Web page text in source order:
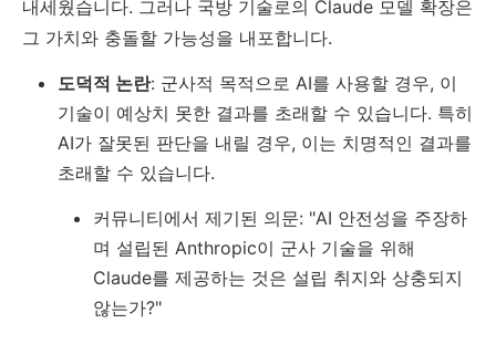
내세웠습니다. 그러나 국방 기술로의 Claude 모델 확장은
그 가치와 충돌할 가능성을 내포합니다.
도덕적 논란: 군사적 목적으로 AI를 사용할 경우, 이
기술이 예상치 못한 결과를 초래할 수 있습니다. 특히
AI가 잘못된 판단을 내릴 경우, 이는 치명적인 결과를
초래할 수 있습니다.
커뮤니티에서 제기된 의문: "AI 안전성을 주장하
며 설립된 Anthropic이 군사 기술을 위해
Claude를 제공하는 것은 설립 취지와 상충되지
않는가?"